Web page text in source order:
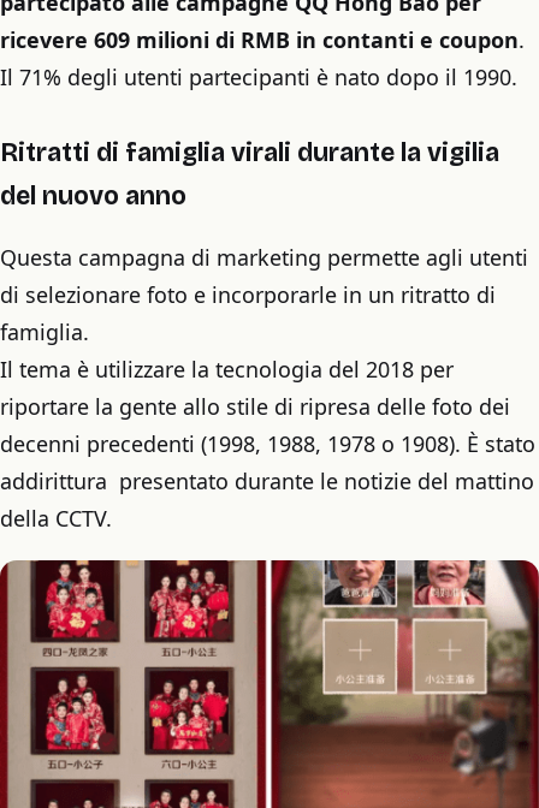
ricevere 609 milioni di RMB in contanti e coupon.
Il 71% degli utenti partecipanti è nato dopo il 1990.
Ritratti di famiglia virali durante la vigilia
del nuovo anno
Questa campagna di marketing permette agli utenti
di selezionare foto e incorporarle in un ritratto di
famiglia.
Il tema è utilizzare la tecnologia del 2018 per
riportare la gente allo stile di ripresa delle foto dei
decenni precedenti (1998, 1988, 1978 o 1908). È stato
addirittura presentato durante le notizie del mattino
della CCTV.